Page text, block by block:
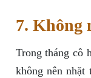
7. Không
Trong tháng cô
không nên